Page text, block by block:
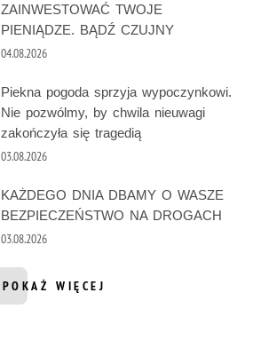
ZAINWESTOWAĆ TWOJE
PIENIĄDZE. BĄDŹ CZUJNY
04.08.2026
Piekna pogoda sprzyja wypoczynkowi.
Nie pozwólmy, by chwila nieuwagi
zakończyła się tragedią
03.08.2026
KAŻDEGO DNIA DBAMY O WASZE
BEZPIECZEŃSTWO NA DROGACH
03.08.2026
POKAŻ WIĘCEJ
INFORMACJI Z DZIAŁU